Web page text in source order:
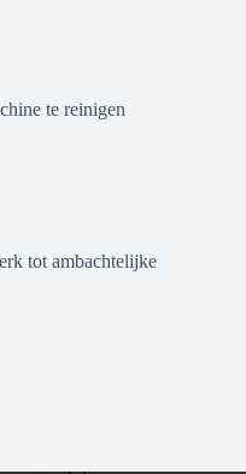
te reinigen
tot ambachtelijke